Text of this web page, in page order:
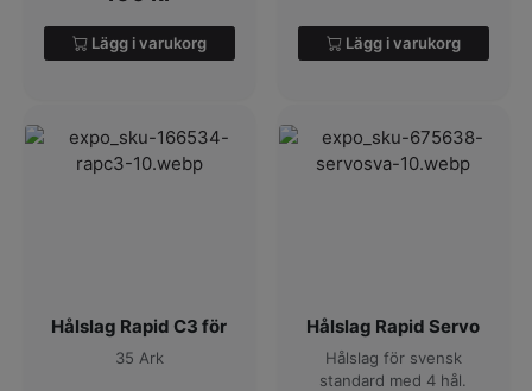
Lägg i varukorg Lägg i varukorg
Hålslag Rapid C3 för
35 Ark
Hålslag Rapid Servo
Hålslag för svensk
standard med 4 hål.